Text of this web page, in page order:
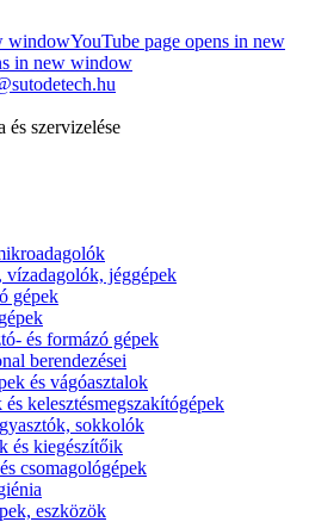
windowYouTube page opens in new
in new window
és szervizelése
jéggépek
gépek
és formázó gépek
berendezései
és vágóasztalok
kelesztésmegszakítógépek
sokkolók
és kiegészítőik
csomagológépek
eszközök